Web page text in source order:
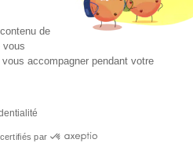
de
vous
accompagner pendant votre
par